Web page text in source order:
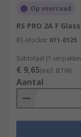
Op voorraad
RS PRO 2A F
RS-stocknr. 611-0125
Subtotaal (1
€ 9,65(excl. BTW)
Aantal